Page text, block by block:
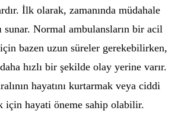
İlk olarak, zamanında müdahale
sunar. Normal ambulansların bir acil
bazen uzun süreler gerekebilirken,
hızlı bir şekilde olay yerine varır.
hayatını kurtarmak veya ciddi
için hayati öneme sahip olabilir.